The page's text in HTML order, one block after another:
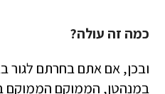
כמה זה עולה?